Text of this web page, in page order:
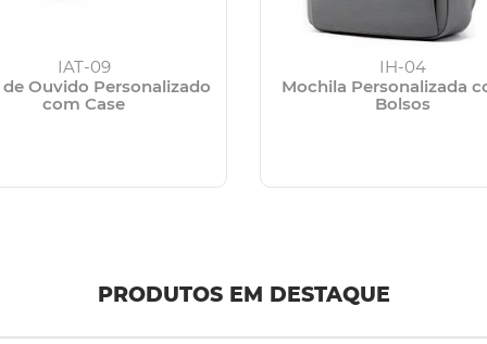
IAT-09
Ouvido Personalizado
com Case
IH-04
Mochila Personalizada
Bolsos
PRODUTOS EM DESTAQUE